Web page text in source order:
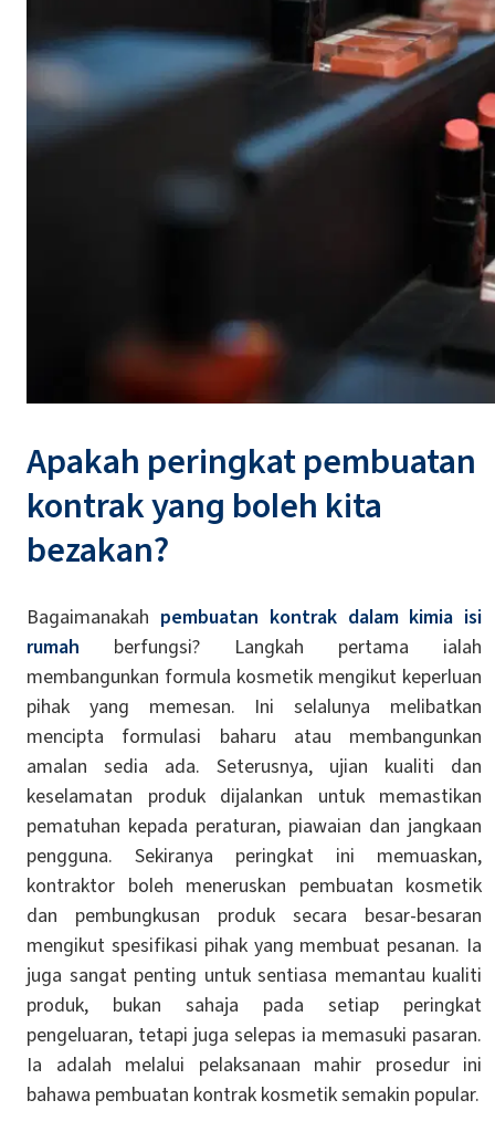
Apakah peringkat pembuatan
kontrak yang boleh kita
bezakan?
Bagaimanakah pembuatan kontrak dalam kimia isi
rumah berfungsi? Langkah pertama ialah
membangunkan formula kosmetik mengikut keperluan
pihak yang memesan. Ini selalunya melibatkan
mencipta formulasi baharu atau membangunkan
amalan sedia ada. Seterusnya, ujian kualiti dan
keselamatan produk dijalankan untuk memastikan
pematuhan kepada peraturan, piawaian dan jangkaan
pengguna. Sekiranya peringkat ini memuaskan,
kontraktor boleh meneruskan pembuatan kosmetik
dan pembungkusan produk secara besar-besaran
mengikut spesifikasi pihak yang membuat pesanan. Ia
juga sangat penting untuk sentiasa memantau kualiti
produk, bukan sahaja pada setiap peringkat
pengeluaran, tetapi juga selepas ia memasuki pasaran.
Ia adalah melalui pelaksanaan mahir prosedur ini
bahawa pembuatan kontrak kosmetik semakin popular.